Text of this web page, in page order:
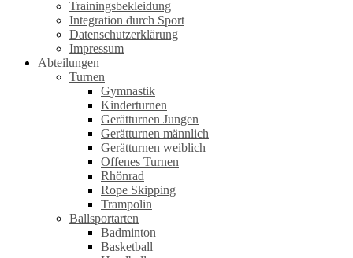
Trainingsbekleidung
Integration durch Sport
Datenschutzerklärung
Impressum
Abteilungen
Turnen
Gymnastik
Kinderturnen
Gerätturnen Jungen
Gerätturnen männlich
Gerätturnen weiblich
Offenes Turnen
Rhönrad
Rope Skipping
Trampolin
Ballsportarten
Badminton
Basketball